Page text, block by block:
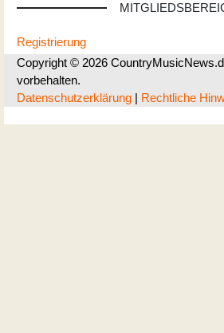
Registrierung
Copyright © 2026
vorbehalten.
Datenschutzerklärung | Rechtliche